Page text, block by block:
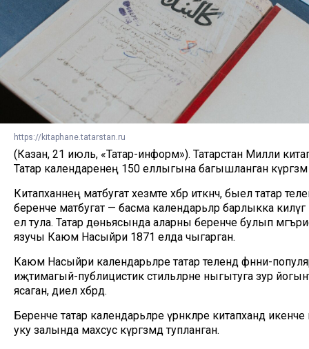
https://kitaphane.tatarstan.ru
(Казан, 21 июль, «Татар-информ»). Татарстан Милли
Татар календаренең 150 еллыгына багышланган
Китапханәнең матбугат хезмәте хәбәр иткәнчә, быел татар
беренче матбугат — басма календарьләр барлыкка килүгә
ел тула. Татар дөньясында аларны беренче булып
язучы Каюм Насыйри 1871 елда чыгарган.
Каюм Насыйри календарьләре татар телендә фәнни-
иҗтимагый-публицистик стильләрне ныгытуга зур
ясаган, диелә хәбәрдә.
Беренче татар календарьләре үрнәкләре китапханәдә
уку залында махсус күргәзмәдә тупланган.